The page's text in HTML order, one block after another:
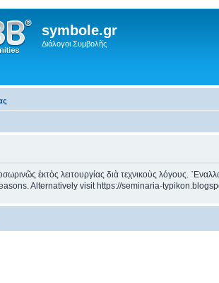
symbole.gr
Διάλογοι Συμβολῆς
ἐκτὸς λειτουργίας διὰ τεχνικοὺς λόγους.
Alternatively visit https://seminaria-